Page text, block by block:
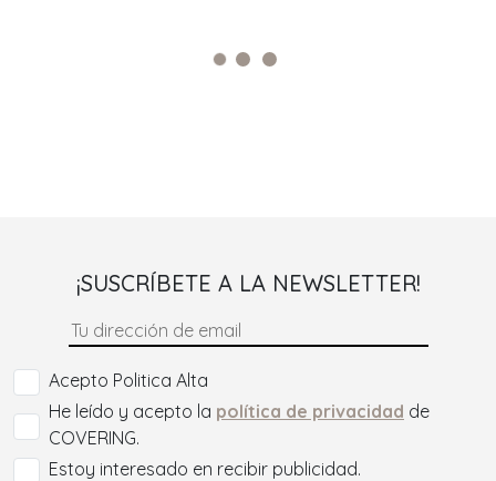
¡SUSCRÍBETE A LA NEWSLETTER!
Acepto Politica Alta
He leído y acepto la política de privacidad de
COVERING.
Estoy interesado en recibir publicidad.